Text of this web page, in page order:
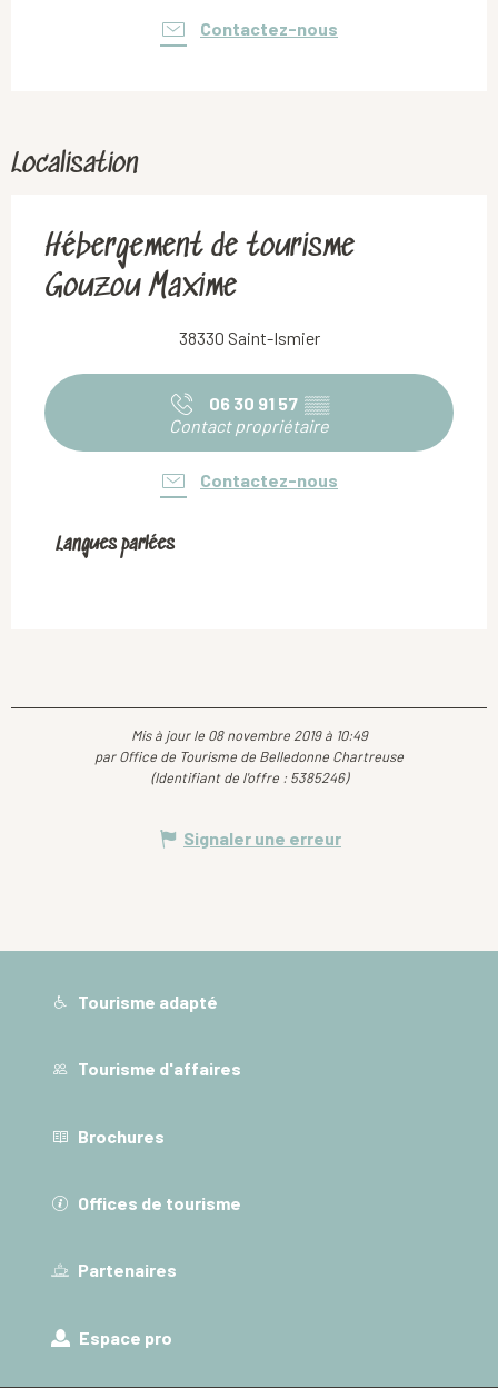
Contactez-nous
Localisation
Hébergement de tourisme
Gouzou Maxime
38330 Saint-Ismier
06 30 91 57 ▒▒
Contact propriétaire
Contactez-nous
Langues parlées
Langues parlées
Mis à jour le 08 novembre 2019 à 10:49
par Office de Tourisme de Belledonne Chartreuse
(Identifiant de l'offre : 5385246)
Signaler une erreur
Tourisme adapté
Tourisme d'affaires
Brochures
Offices de tourisme
Partenaires
Espace pro